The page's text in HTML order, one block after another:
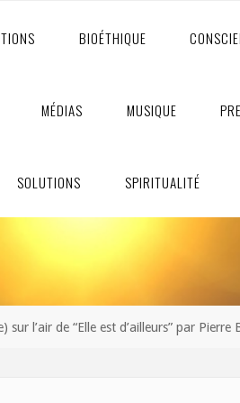
BIOÉTHIQUE
MÉDIAS MUSIQUE
SOLUTIONS SPIRITUALITÉ
l’air de “Elle est d’ailleurs” par Pierre